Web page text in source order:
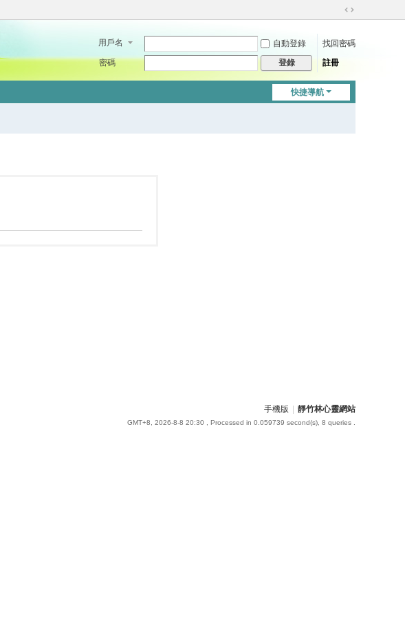
切
到
用戶名 自動登錄
找回密碼
密碼
登錄 註冊
快捷導航
手機版 靜竹林心靈網站
GMT+8, 2026-8-8 20:30 , Processed in 0.059739 second(s), 8 queries .